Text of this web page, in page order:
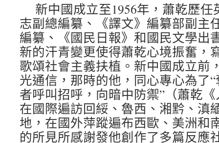
新中國成立至1956年，蕭乾歷
志副總編纂、《譯文》編纂部副主
編纂、《國民日報》和國民文學出
新的汗青變更使得蕭乾心境振奮，
歌頌社會主義扶植。新中國成立前
光通信，那時的他，同心專心為了
者呼叫招呼，向暗中防禦”（蕭乾
在國際遍訪回綏、魯西、湘黔、滇
地，在國外萍蹤遍布西歐、美洲和
的所見所感謝發他創作了多篇反應